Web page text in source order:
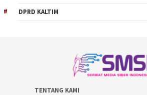
DPRD KALTIM
TENTANG KAMI